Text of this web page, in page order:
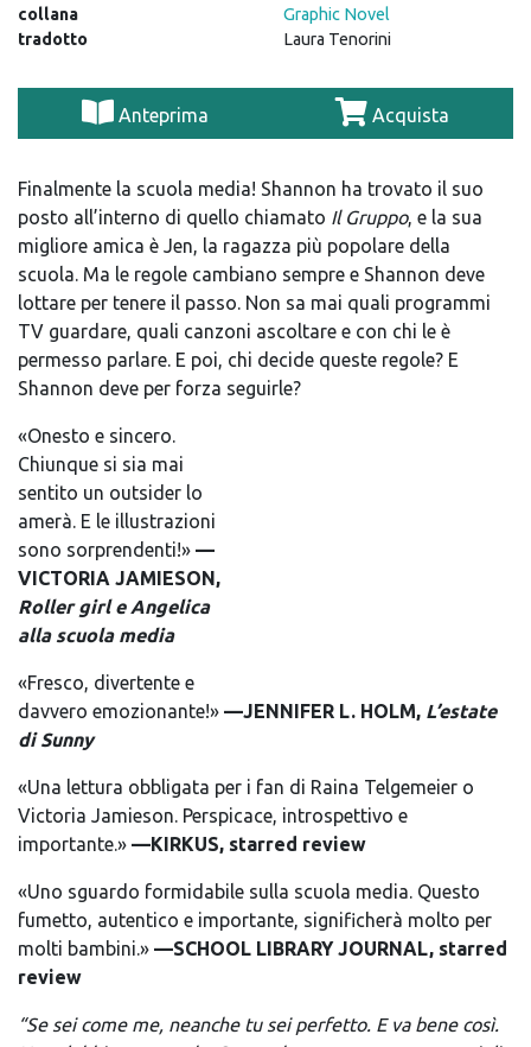
collana
Graphic Novel
tradotto
Laura Tenorini
Anteprima Acquista
Finalmente la scuola media! Shannon ha trovato il suo
posto all’interno di quello chiamato Il Gruppo, e la sua
migliore amica è Jen, la ragazza più popolare della
scuola. Ma le regole cambiano sempre e Shannon deve
lottare per tenere il passo. Non sa mai quali programmi
TV guardare, quali canzoni ascoltare e con chi le è
permesso parlare. E poi, chi decide queste regole? E
Shannon deve per forza seguirle?
«Onesto e sincero.
Chiunque si sia mai
sentito un outsider lo
amerà. E le illustrazioni
sono sorprendenti!» —
VICTORIA JAMIESON,
Roller girl e Angelica
alla scuola media
«Fresco, divertente e
davvero emozionante!» —JENNIFER L. HOLM, L’estate
di Sunny
«Una lettura obbligata per i fan di Raina Telgemeier o
Victoria Jamieson. Perspicace, introspettivo e
importante.» —KIRKUS, starred review
«Uno sguardo formidabile sulla scuola media. Questo
fumetto, autentico e importante, significherà molto per
molti bambini.» —SCHOOL LIBRARY JOURNAL, starred
review
“Se sei come me, neanche tu sei perfetto. E va bene così.